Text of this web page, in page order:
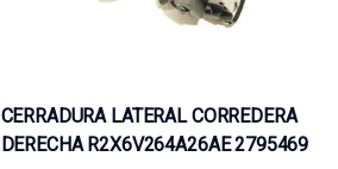
CERRADURA LATERAL CORREDERA
DERECHA R2X6V264A26AE 2795469